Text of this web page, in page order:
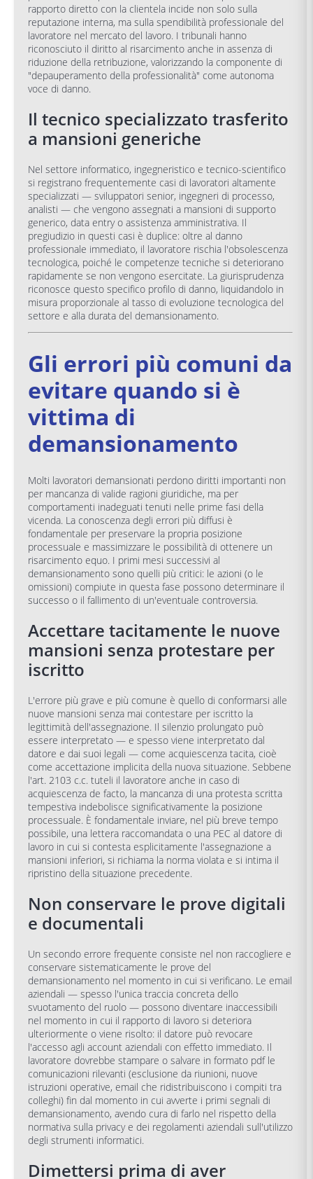
rapporto diretto con la clientela incide non solo sulla
reputazione interna, ma sulla spendibilità professionale del
lavoratore nel mercato del lavoro. I tribunali hanno
riconosciuto il diritto al risarcimento anche in assenza di
riduzione della retribuzione, valorizzando la componente di
"depauperamento della professionalità" come autonoma
voce di danno.
Il tecnico specializzato trasferito
a mansioni generiche
Nel settore informatico, ingegneristico e tecnico-scientifico
si registrano frequentemente casi di lavoratori altamente
specializzati — sviluppatori senior, ingegneri di processo,
analisti — che vengono assegnati a mansioni di supporto
generico, data entry o assistenza amministrativa. Il
pregiudizio in questi casi è duplice: oltre al danno
professionale immediato, il lavoratore rischia l'obsolescenza
tecnologica, poiché le competenze tecniche si deteriorano
rapidamente se non vengono esercitate. La giurisprudenza
riconosce questo specifico profilo di danno, liquidandolo in
misura proporzionale al tasso di evoluzione tecnologica del
settore e alla durata del demansionamento.
Gli errori più comuni da
evitare quando si è
vittima di
demansionamento
Molti lavoratori demansionati perdono diritti importanti non
per mancanza di valide ragioni giuridiche, ma per
comportamenti inadeguati tenuti nelle prime fasi della
vicenda. La conoscenza degli errori più diffusi è
fondamentale per preservare la propria posizione
processuale e massimizzare le possibilità di ottenere un
risarcimento equo. I primi mesi successivi al
demansionamento sono quelli più critici: le azioni (o le
omissioni) compiute in questa fase possono determinare il
successo o il fallimento di un'eventuale controversia.
Accettare tacitamente le nuove
mansioni senza protestare per
iscritto
L'errore più grave e più comune è quello di conformarsi alle
nuove mansioni senza mai contestare per iscritto la
legittimità dell'assegnazione. Il silenzio prolungato può
essere interpretato — e spesso viene interpretato dal
datore e dai suoi legali — come acquiescenza tacita, cioè
come accettazione implicita della nuova situazione. Sebbene
l'art. 2103 c.c. tuteli il lavoratore anche in caso di
acquiescenza de facto, la mancanza di una protesta scritta
tempestiva indebolisce significativamente la posizione
processuale. È fondamentale inviare, nel più breve tempo
possibile, una lettera raccomandata o una PEC al datore di
lavoro in cui si contesta esplicitamente l'assegnazione a
mansioni inferiori, si richiama la norma violata e si intima il
ripristino della situazione precedente.
Non conservare le prove digitali
e documentali
Un secondo errore frequente consiste nel non raccogliere e
conservare sistematicamente le prove del
demansionamento nel momento in cui si verificano. Le email
aziendali — spesso l'unica traccia concreta dello
svuotamento del ruolo — possono diventare inaccessibili
nel momento in cui il rapporto di lavoro si deteriora
ulteriormente o viene risolto: il datore può revocare
l'accesso agli account aziendali con effetto immediato. Il
lavoratore dovrebbe stampare o salvare in formato pdf le
comunicazioni rilevanti (esclusione da riunioni, nuove
istruzioni operative, email che ridistribuiscono i compiti tra
colleghi) fin dal momento in cui avverte i primi segnali di
demansionamento, avendo cura di farlo nel rispetto della
normativa sulla privacy e dei regolamenti aziendali sull'utilizzo
degli strumenti informatici.
Dimettersi prima di aver